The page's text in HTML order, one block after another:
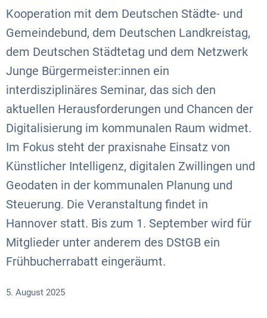
Kooperation mit dem Deutschen Städte- und
Gemeindebund, dem Deutschen Landkreistag,
dem Deutschen Städtetag und dem Netzwerk
Junge Bürgermeister:innen ein
interdisziplinäres Seminar, das sich den
aktuellen Herausforderungen und Chancen der
Digitalisierung im kommunalen Raum widmet.
Im Fokus steht der praxisnahe Einsatz von
Künstlicher Intelligenz, digitalen Zwillingen und
Geodaten in der kommunalen Planung und
Steuerung. Die Veranstaltung findet in
Hannover statt. Bis zum 1. September wird für
Mitglieder unter anderem des DStGB ein
Frühbucherrabatt eingeräumt.
5. August 2025